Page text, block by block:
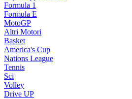
Formula 1
Formula E
MotoGP
Altri Motori
Basket
America's Cup
Nations League
Tennis
Sci
Volley
Drive UP